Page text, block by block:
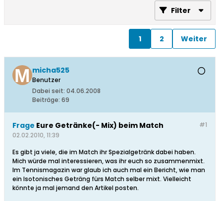
Filter
1 2 Weiter
micha525
Benutzer
Dabei seit: 04.06.2008
Beiträge: 69
#1
Frage Eure Getränke(- Mix) beim Match
02.02.2010, 11:39
Es gibt ja viele, die im Match ihr Spezialgetränk dabei haben.
Mich würde mal interessieren, was ihr euch so zusammenmixt.
Im Tennismagazin war glaub ich auch mal ein Bericht, wie man
ein Isotonisches Geträng fürs Match selber mixt. Vielleicht
könnte ja mal jemand den Artikel posten.